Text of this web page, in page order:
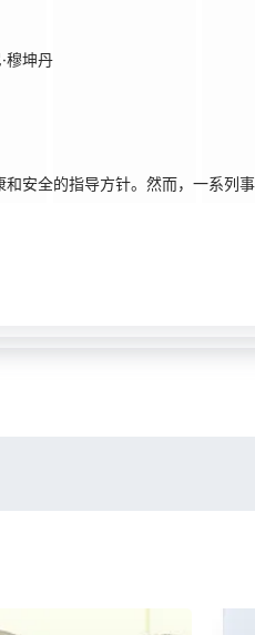
穆坤丹
全的指导方针。然而，一系列事